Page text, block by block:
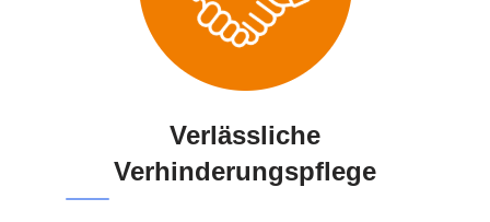
Verlässliche
Verhinderungspflege